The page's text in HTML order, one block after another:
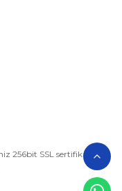
256bit SSL sertifikası ile